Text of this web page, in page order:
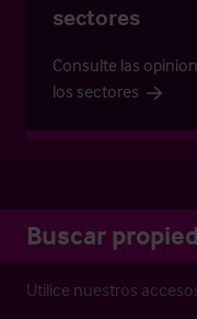
sectores
Consulte las
los sectores
Buscar
Utilice nuestros